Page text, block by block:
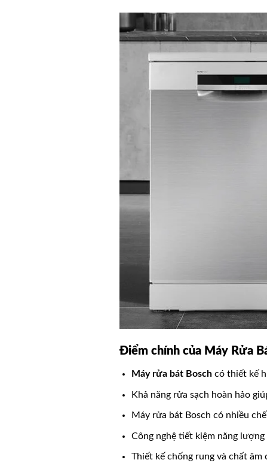
Điểm chính của Máy Rửa
Máy rửa bát Bosch có thiết kế
Khả năng rửa sạch hoàn hảo
Máy rửa bát Bosch có nhiều
Công nghệ tiết kiệm năng
Thiết kế chống rung và chất âm